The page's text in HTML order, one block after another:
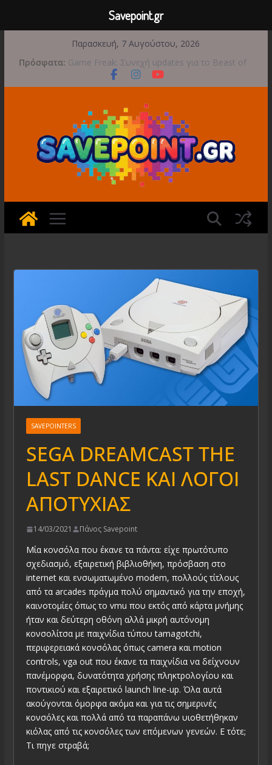
περιεχόμενο
Παρασκευή, 7 Αυγούστου, 2026
Πρόσφατα: Game Freak: Συνεχή updates για το Beast of
Reincarnation μετά την ανάμεικτη υποδοχή
Μια φωτογραφική περιπέτεια συνεχίζεται στο
Διασχίστε τους ουρανούς με το Wild Blue
Skies αυτό το φθινόπωρο
Διακοπές και παιχνίδι για όλη την οικογένεια!
Έρχεται 1η Σεπτεμβρίου το Crimson Moon
SAVEPOINTERS
SEGA DREAMCAST ΤΗΕ
LAST DANCE ΚΑΙ ΛΟΓΟΙ
ΑΠΟΤΥΧΙΑΣ
14/03/2021 Πάνος Savepoint
Μία κονσόλα που έκανε τα πάντα: είχε πρωτότυπο
σχεδιασμό, εξαιρετική βιβλιοθήκη, πρόσβαση στο
internet και ενσωματωμένο modem, πολλούς τίτλους
από τα arcades πράγμα πολύ σημαντικό για την εποχή,
καινοτομίες όπως το vmu που εκτός από κάρτα μνήμης
ήταν και δεύτερη οθόνη αλλά μικρή αυτόνομη
κονσολίτσα με παιχνίδια τύπου tamagotchi,
περιφερειακά κονσόλας όπως camera και motion
controls, vga out που έκανε τα παιχνίδια να δείχνουν
πανέμορφα, δυνατότητα χρήσης πληκτρολογίου και
ποντικιού και εξαιρετικό launch line-up. Όλα αυτά
ακούγονται όμορφα ακόμα και για τις σημερινές
κονσόλες και πολλά από τα παραπάνω υιοθετήθηκαν
κιόλας από τις κονσόλες των επόμενων γενεών. Ε τότε;
Τι πηγε στραβά;
Savepoint.gr